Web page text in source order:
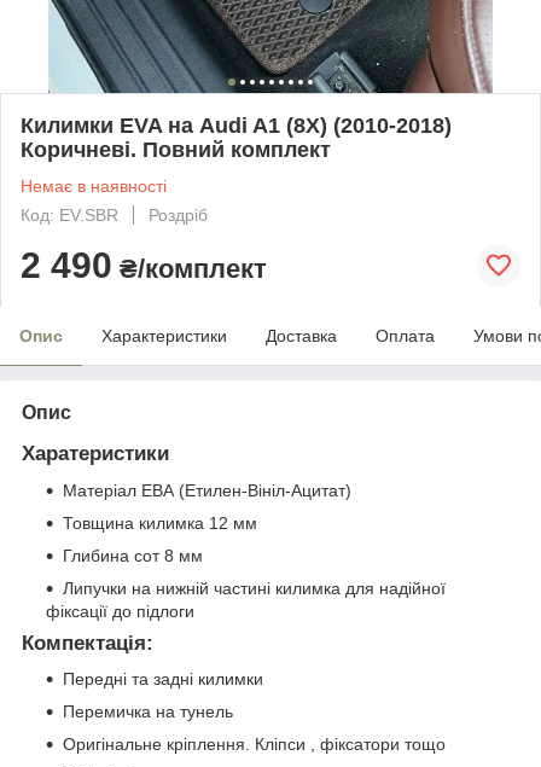
Килимки EVA на Audi A1 (8X) (2010-2018)
Коричневі. Повний комплект
Немає в наявності
Код: EV.SBR
Роздріб
2 490 ₴/комплект
Опис Характеристики Доставка Оплата Умови
Опис
Харатеристики
Матеріал ЕВА (Етилен-Вініл-Ацитат)
Товщина килимка 12 мм
Глибина сот 8 мм
Липучки на нижній частині килимка для надійної
фіксації до підлоги
Компектація:
Передні та задні килимки
Перемичка на тунель
Оригінальне кріплення. Кліпси , фіксатори тощо